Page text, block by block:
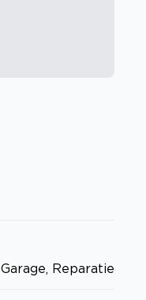
Garage, Reparatie